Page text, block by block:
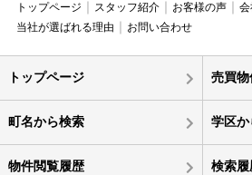
トップページ スタッフ紹介 お客様の声
当社が選ばれる理由
お問い合わせ
トップページ 売買
町名から検索 学区
物件閲覧履歴 検索履